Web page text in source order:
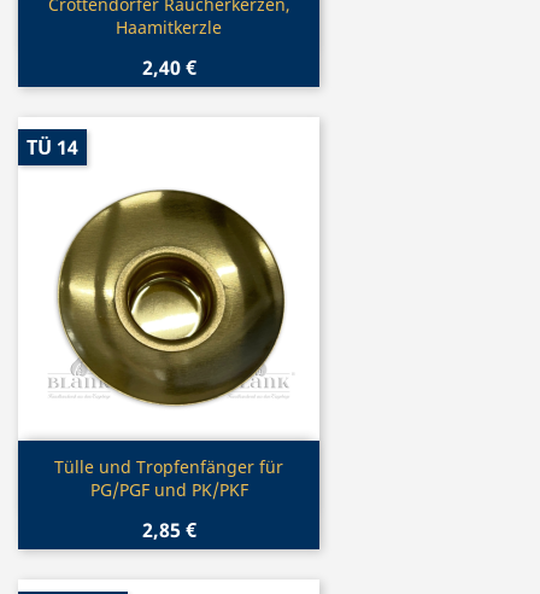

Haamitkerzle
2,40 €
Vorschau
Tülle und Tropfenfänger für
PG/PGF und PK/PKF
2,85 €
TÜ 14